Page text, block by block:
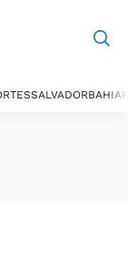
SALVADORBAHIA